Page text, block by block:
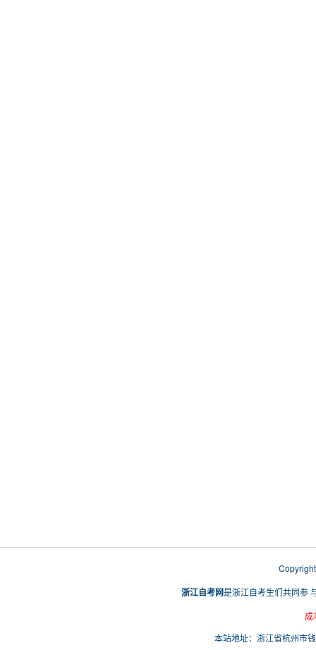
浙江自考网是浙江自考生们共同参
成
本站地址：浙江省杭州市